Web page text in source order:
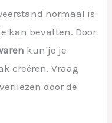
normaal is
kan bevatten. Door
kun je je
creëren. Vraag
door de